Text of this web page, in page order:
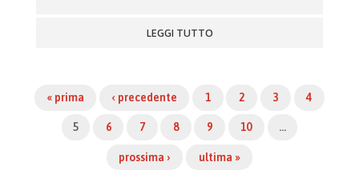
LEGGI TUTTO
« prima ‹ precedente 1 2 3 4
5 6 7 8 9 10 …
prossima › ultima »